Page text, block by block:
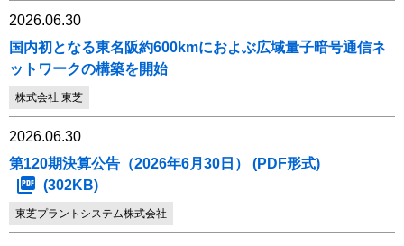
2026.06.30
国内初となる東名阪約600kmにおよぶ広域量子暗号通信ネ
ットワークの構築を開始
株式会社 東芝
2026.06.30
第120期決算公告（2026年6月30日） (PDF形式)
(302KB)
東芝プラントシステム株式会社